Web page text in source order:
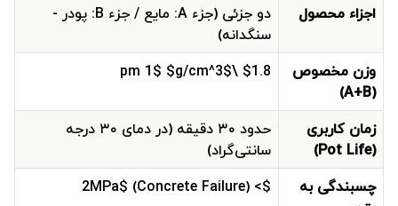
اجزاء محصول
دو جزئی (جزء A: مایع / جزء B: پودر -
سنگدانه)
وزن مخصوص
(A+B)
$1.8 \pm 1$ $g/cm^3$
زمان کاربری
(Pot Life)
حدود ۳۰ دقیقه (در دمای ۳۰ درجه
سانتی‌گراد)
چسبندگی به
$> 2MPa$ (Concrete Failure)